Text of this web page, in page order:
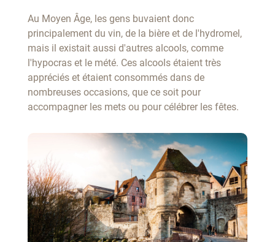
Au Moyen Âge, les gens buvaient donc
principalement du vin, de la bière et de l'hydromel,
mais il existait aussi d'autres alcools, comme
l'hypocras et le mété. Ces alcools étaient très
appréciés et étaient consommés dans de
nombreuses occasions, que ce soit pour
accompagner les mets ou pour célébrer les fêtes.